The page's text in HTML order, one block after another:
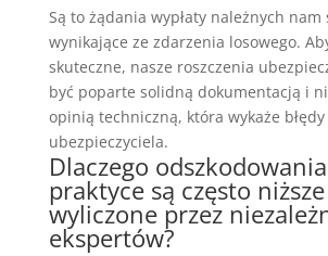
Są to żądania wypłaty należnych nam
wynikające ze zdarzenia losowego.
skuteczne, nasze roszczenia
być poparte solidną dokumentacją i
opinią techniczną, która wykaże błędy
ubezpieczyciela.
Dlaczego
praktyce są często
wyliczone przez
ekspertów?